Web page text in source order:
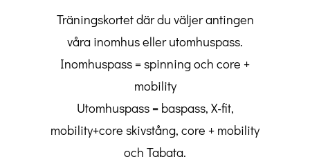
Träningskortet där du väljer antingen
våra inomhus eller utomhuspass.
Inomhuspass = spinning och core +
mobility
Utomhuspass = baspass, X-fit,
mobility+core skivstång, core + mobility
och Tabata.